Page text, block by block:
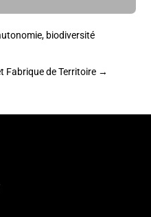
biodiversité
Fabrique de Territoire →